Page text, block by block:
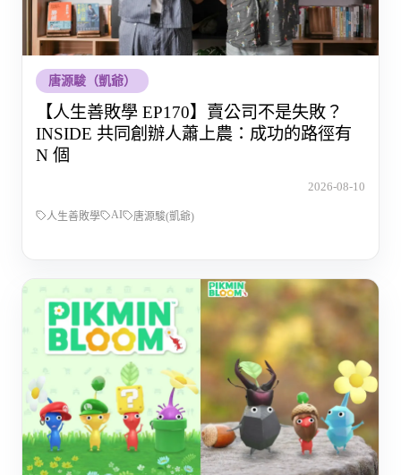
唐源駿（凱爺）
【人生善敗學 EP170】賣公司不是失敗？
INSIDE 共同創辦人蕭上農：成功的路徑有
N 個
2026-08-10
人生善敗學 AI 唐源駿(凱爺)